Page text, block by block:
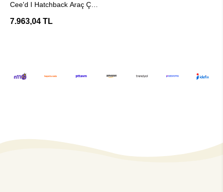
Cee'd I Hatchback Araç Çeki
7.963,04 TL